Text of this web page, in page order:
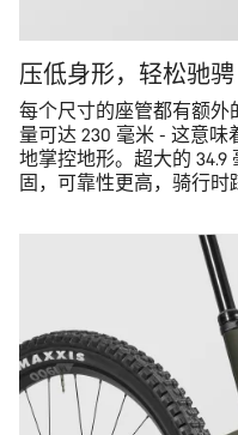
压低身形，轻松驰骋
每个尺寸的座管都有额外
量可达 230 毫米 - 这意
地掌控地形。超大的 34.9
固，可靠性更高，骑行时
您需要帮助吗？
我们的客户支持专